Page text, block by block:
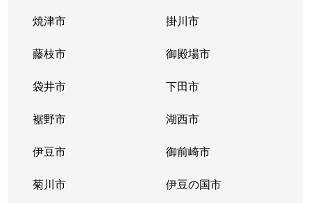
焼津市 掛川市
藤枝市 御殿場市
袋井市 下田市
裾野市 湖西市
伊豆市 御前崎市
菊川市 伊豆の国市